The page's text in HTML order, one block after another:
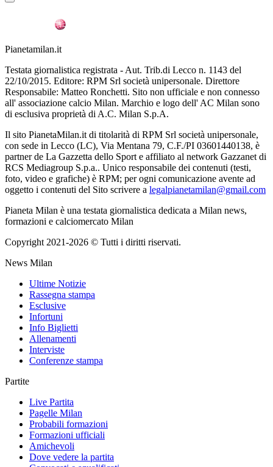
Pianetamilan.it
Testata giornalistica registrata - Aut. Trib.di Lecco n. 1143 del
22/10/2015. Editore: RPM Srl società unipersonale. Direttore
Responsabile: Matteo Ronchetti. Sito non ufficiale e non connesso
all' associazione calcio Milan. Marchio e logo dell' AC Milan sono
di esclusiva proprietà di A.C. Milan S.p.A.
Il sito PianetaMilan.it di titolarità di RPM Srl società unipersonale,
con sede in Lecco (LC), Via Mentana 79, C.F./PI 03601440138, è
partner de La Gazzetta dello Sport e affiliato al network Gazzanet di
RCS Mediagroup S.p.a.. Unico responsabile dei contenuti (testi,
foto, video e grafiche) è RPM; per ogni comunicazione avente ad
oggetto i contenuti del Sito scrivere a legalpianetamilan@gmail.com
Pianeta Milan è una testata giornalistica dedicata a Milan news,
formazioni e calciomercato Milan
Copyright 2021-2026 © Tutti i diritti riservati.
News Milan
Ultime Notizie
Rassegna stampa
Esclusive
Infortuni
Info Biglietti
Allenamenti
Interviste
Conferenze stampa
Partite
Live Partita
Pagelle Milan
Probabili formazioni
Formazioni ufficiali
Amichevoli
Dove vedere la partita